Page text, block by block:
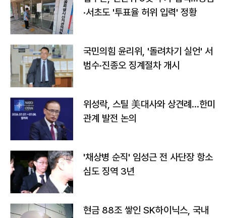
·서초도 '투표율 허위 입력' 정황
국민의힘 윤리위, '돌려차기 실언' 서
범수·진종오 징계절차 개시
위성락, 스틸 美대사와 상견례…한미
관계 발전 논의
'채상병 순직' 임성근 전 사단장 항소
심도 징역 3년
현금 88조 쌓인 SK하이닉스, 국내